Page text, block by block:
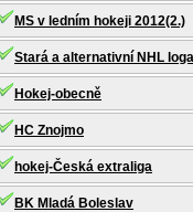
MS v ledním hokeji 2012(2.)
Stará a alternativní NHL
Hokej-obecně
HC Znojmo
hokej-Česká extraliga
BK Mladá Boleslav